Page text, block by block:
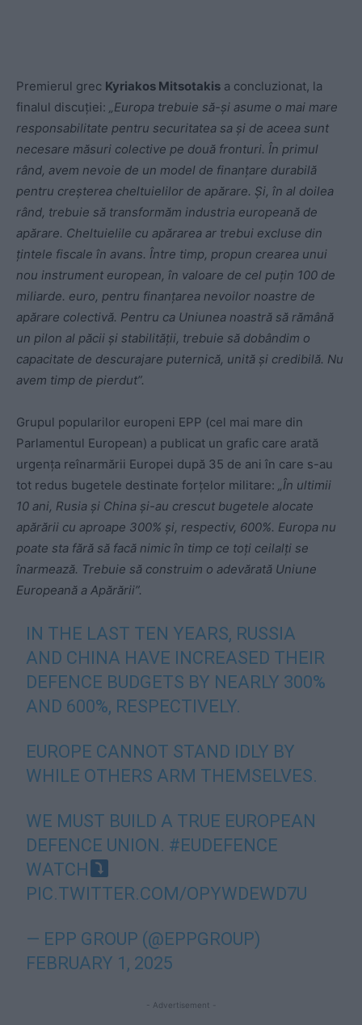
Premierul grec Kyriakos Mitsotakis a concluzionat, la
finalul discuției:
„Europa trebuie să-și asume o mai mare
responsabilitate pentru securitatea sa și de aceea sunt
necesare măsuri colective pe două fronturi. În primul
rând, avem nevoie de un model de finanțare durabilă
pentru creșterea cheltuielilor de apărare. Și, în al doilea
rând, trebuie să transformăm industria europeană de
apărare. Cheltuielile cu apărarea ar trebui excluse din
țintele fiscale în avans. Între timp, propun crearea unui
nou instrument european, în valoare de cel puțin 100 de
miliarde. euro, pentru finanțarea nevoilor noastre de
apărare colectivă. Pentru ca Uniunea noastră să rămână
un pilon al păcii și stabilității, trebuie să dobândim o
capacitate de descurajare puternică, unită și credibilă. Nu
avem timp de pierdut”.
Grupul popularilor europeni EPP (cel mai mare din
Parlamentul European) a publicat un grafic care arată
urgența reînarmării Europei după 35 de ani în care s-au
tot redus bugetele destinate forțelor militare: „În ultimii
10 ani, Rusia și China și-au crescut bugetele alocate
apărării cu aproape 300% și, respectiv, 600%. Europa nu
poate sta fără să facă nimic în timp ce toți ceilalți se
înarmează. Trebuie să construim o adevărată Uniune
Europeană a Apărării”.
IN THE LAST TEN YEARS, RUSSIA
AND CHINA HAVE INCREASED THEIR
DEFENCE BUDGETS BY NEARLY 300%
AND 600%, RESPECTIVELY.
EUROPE CANNOT STAND IDLY BY
WHILE OTHERS ARM THEMSELVES.
WE MUST BUILD A TRUE EUROPEAN
DEFENCE UNION. #EUDEFENCE
WATCH
PIC.TWITTER.COM/OPYWDEWD7U
— EPP GROUP (@EPPGROUP)
FEBRUARY 1, 2025
- Advertisement -